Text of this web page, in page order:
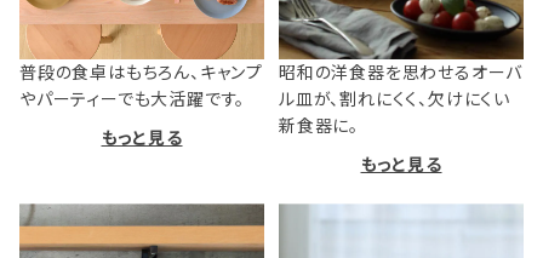
普段の食卓はもちろん、キャンプ
やパーティーでも大活躍です。
もっと見る
昭和の洋食器を思わせるオーバ
ル皿が、割れにくく、欠けにくい
新食器に。
もっと見る